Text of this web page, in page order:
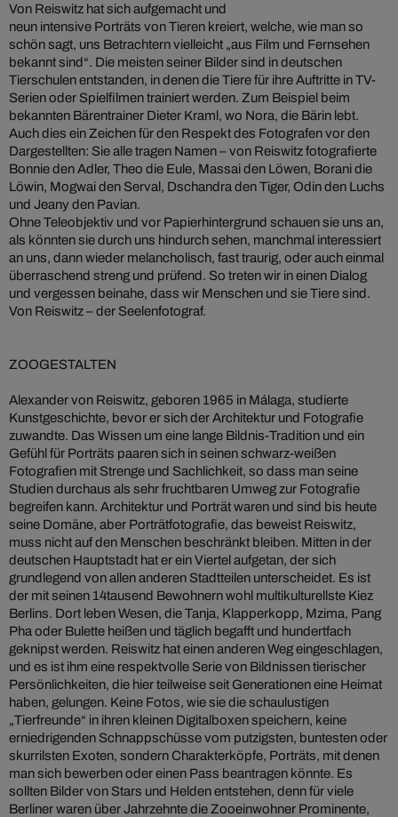
Von Reiswitz hat sich aufgemacht und
neun intensive Porträts von Tieren kreiert, welche, wie man so
schön sagt, uns Betrachtern vielleicht „aus Film und Fernsehen
bekannt sind“. Die meisten seiner Bilder sind in deutschen
Tierschulen entstanden, in denen die Tiere für ihre Auftritte in TV-
Serien oder Spielfilmen trainiert werden. Zum Beispiel beim
bekannten Bärentrainer Dieter Kraml, wo Nora, die Bärin lebt.
Auch dies ein Zeichen für den Respekt des Fotografen vor den
Dargestellten: Sie alle tragen Namen – von Reiswitz fotografierte
Bonnie den Adler, Theo die Eule, Massai den Löwen, Borani die
Löwin, Mogwai den Serval, Dschandra den Tiger, Odin den Luchs
und Jeany den Pavian.
Ohne Teleobjektiv und vor Papierhintergrund schauen sie uns an,
als könnten sie durch uns hindurch sehen, manchmal interessiert
an uns, dann wieder melancholisch, fast traurig, oder auch einmal
überraschend streng und prüfend. So treten wir in einen Dialog
und vergessen beinahe, dass wir Menschen und sie Tiere sind.
Von Reiswitz – der Seelenfotograf.
ZOOGESTALTEN
Alexander von Reiswitz, geboren 1965 in Málaga, studierte
Kunstgeschichte, bevor er sich der Architektur und Fotografie
zuwandte. Das Wissen um eine lange Bildnis-Tradition und ein
Gefühl für Porträts paaren sich in seinen schwarz-weißen
Fotografien mit Strenge und Sachlichkeit, so dass man seine
Studien durchaus als sehr fruchtbaren Umweg zur Fotografie
begreifen kann. Architektur und Porträt waren und sind bis heute
seine Domäne, aber Porträtfotografie, das beweist Reiswitz,
muss nicht auf den Menschen beschränkt bleiben. Mitten in der
deutschen Hauptstadt hat er ein Viertel aufgetan, der sich
grundlegend von allen anderen Stadtteilen unterscheidet. Es ist
der mit seinen 14tausend Bewohnern wohl multikulturellste Kiez
Berlins. Dort leben Wesen, die Tanja, Klapperkopp, Mzima, Pang
Pha oder Bulette heißen und täglich begafft und hundertfach
geknipst werden. Reiswitz hat einen anderen Weg eingeschlagen,
und es ist ihm eine respektvolle Serie von Bildnissen tierischer
Persönlichkeiten, die hier teilweise seit Generationen eine Heimat
haben, gelungen. Keine Fotos, wie sie die schaulustigen
„Tierfreunde“ in ihren kleinen Digitalboxen speichern, keine
erniedrigenden Schnappschüsse vom putzigsten, buntesten oder
skurrilsten Exoten, sondern Charakterköpfe, Porträts, mit denen
man sich bewerben oder einen Pass beantragen könnte. Es
sollten Bilder von Stars und Helden entstehen, denn für viele
Berliner waren über Jahrzehnte die Zooeinwohner Prominente,